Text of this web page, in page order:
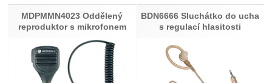
MDPMMN4023 Oddělený
reproduktor s mikrofonem
BDN6666 Sluchátko do ucha
s regulací hlasitosti